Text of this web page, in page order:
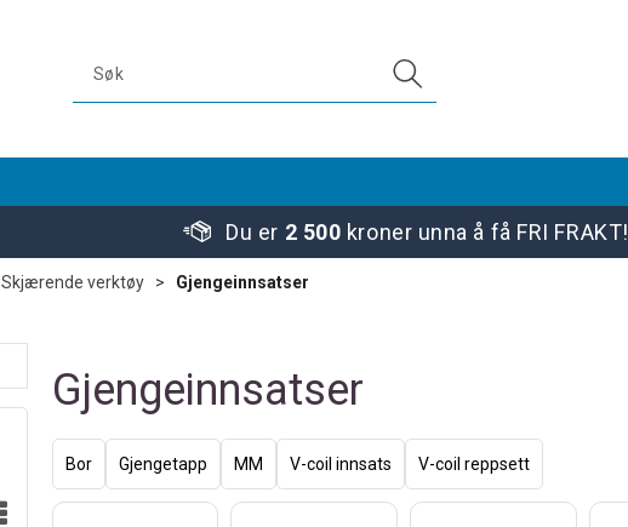
Du er 2 500 kroner unna å få FRI FRAKT!
Skjærende verktøy > Gjengeinnsatser
Gjengeinnsatser
Bor Gjengetapp MM V-coil innsats V-coil reppsett